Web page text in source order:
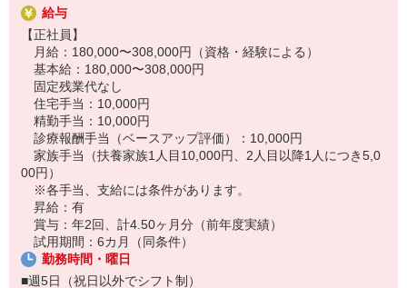
↓
双方合意の元就業開始♪
※万が一スタッフ様の条件と企業の希望がマッチングしなかった
場合でも、別のお仕事探しを速やかに行います！
※電子カルテ施用
※現在5名体制
※20〜30代の方が活躍中
――――――――――――――――――――――
【採用までの流れ】
応募後は、電話で応募者様の情報や希望条件などをヒアリング！
その後、履歴書を回収します（WebまたはFAX）。
企業との面談から採用までは数日お時間いただきます。
※履歴書はHPより簡単に作成できます！
⇒ https://www.trust-growth.co.jp/resume/
――――――――――――――――――――――
※お仕事No.H-5281
ご応募時に上記No.をお知らせ下さい♪
給与
【正社員】
月給：180,000〜308,000円（資格・経験による）
基本給：180,000〜308,000円
固定残業代なし
住宅手当：10,000円
精勤手当：10,000円
診療報酬手当（ベースアップ評価）：10,000円
家族手当（扶養家族1人目10,000円、2人目以降1人につき5,0
00円）
※各手当、支給には条件があります。
昇給：有
賞与：年2回、計4.50ヶ月分（前年度実績）
試用期間：6カ月（同条件）
勤務時間・曜日
■週5日（祝日以外でシフト制）